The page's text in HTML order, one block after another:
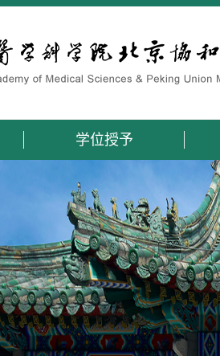
学位授予